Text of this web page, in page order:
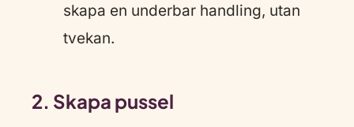
skapa en underbar handling, utan
tvekan.
2. Skapa pussel